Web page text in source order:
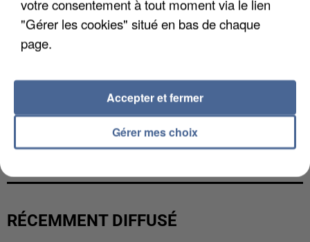
L’UN DES FONDATEURS SUPPOSÉS DE LA DZ
MAFIA INTERPELLÉ EN ALGÉRIE
RÉCEMMENT DIFFUSÉ
votre consentement à tout moment via le lien
"Gérer les cookies" situé en bas de chaque
page.
Gérer mes choix
Accepter et fermer